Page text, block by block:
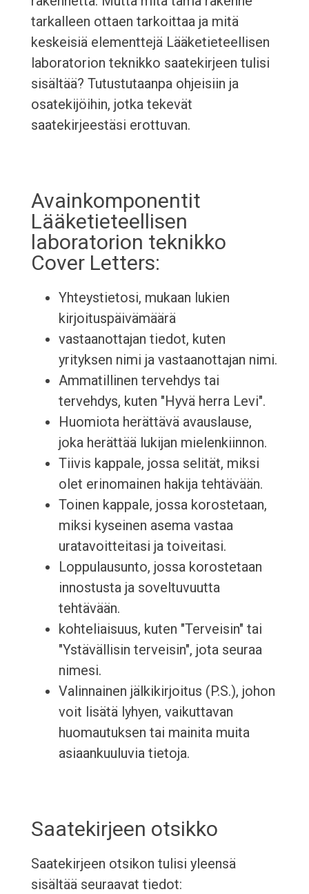
tarkalleen ottaen tarkoittaa ja mitä
keskeisiä elementtejä Lääketieteellisen
laboratorion teknikko saatekirjeen tulisi
sisältää? Tutustutaanpa ohjeisiin ja
osatekijöihin, jotka tekevät
saatekirjeestäsi erottuvan.
Avainkomponentit
Lääketieteellisen
laboratorion teknikko
Cover Letters:
Yhteystietosi, mukaan lukien
kirjoituspäivämäärä
vastaanottajan tiedot, kuten
yrityksen nimi ja vastaanottajan nimi.
Ammatillinen tervehdys tai
tervehdys, kuten "Hyvä herra Levi".
Huomiota herättävä avauslause,
joka herättää lukijan mielenkiinnon.
Tiivis kappale, jossa selität, miksi
olet erinomainen hakija tehtävään.
Toinen kappale, jossa korostetaan,
miksi kyseinen asema vastaa
uratavoitteitasi ja toiveitasi.
Loppulausunto, jossa korostetaan
innostusta ja soveltuvuutta
tehtävään.
kohteliaisuus, kuten "Terveisin" tai
"Ystävällisin terveisin", jota seuraa
nimesi.
Valinnainen jälkikirjoitus (P.S.), johon
voit lisätä lyhyen, vaikuttavan
huomautuksen tai mainita muita
asiaankuuluvia tietoja.
Saatekirjeen otsikko
Saatekirjeen otsikon tulisi yleensä
sisältää seuraavat tiedot: